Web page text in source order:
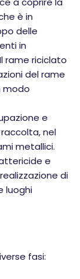
è in
delle
in
rame riciclato
del rame
modo
e
nel
metallici.
e
di
luoghi
fasi: